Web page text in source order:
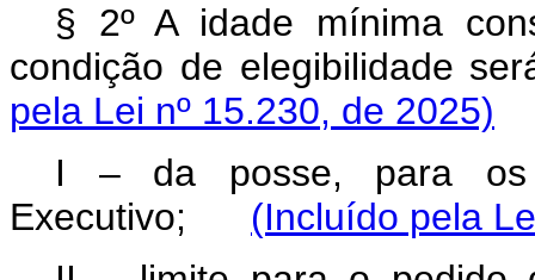
§ 2º A idade mínima
condição de elegibilidade
pela Lei nº 15.230, de 2025)
I – da posse, para os
Executivo; (Incluído pela